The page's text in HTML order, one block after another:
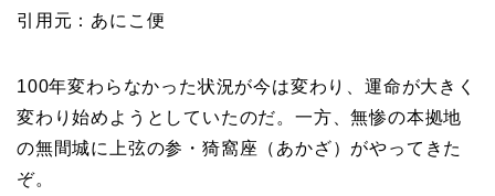
引用元：あにこ便
100年変わらなかった状況が今は変わり、運命が大きく
変わり始めようとしていたのだ。一方、無惨の本拠地
の無間城に上弦の参・猗窩座（あかざ）がやってきた
ぞ。